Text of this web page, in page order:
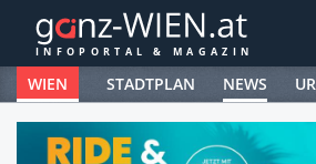
WIEN STADTPLAN NEWS